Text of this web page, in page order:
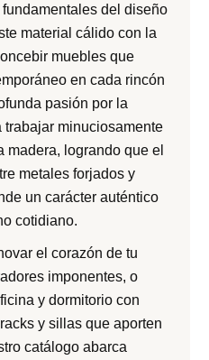
del diseño
material cálido con la
muebles que
en cada rincón
pasión por la
minuciosamente
madera, logrando que el
metales forjados y
un carácter auténtico
cotidiano.
el corazón de tu
imponentes, o
y dormitorio con
y sillas que aporten
catálogo abarca